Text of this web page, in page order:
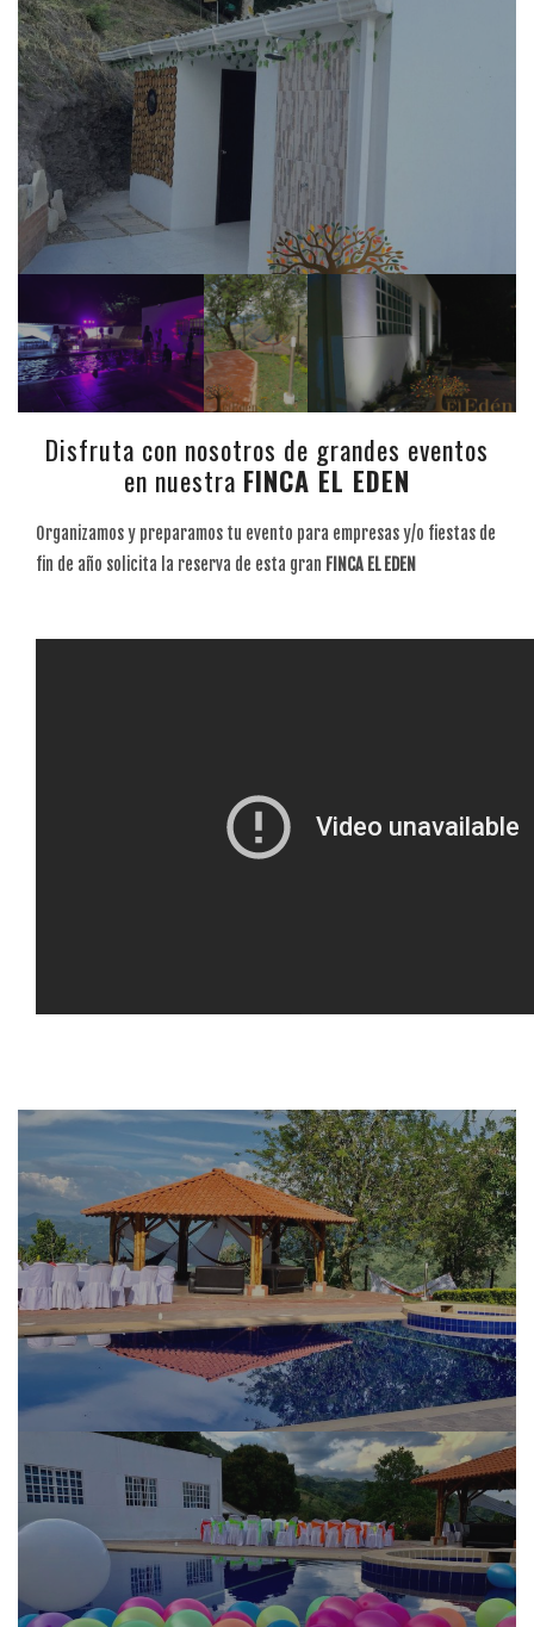
Disfruta con nosotros de grandes eventos
en nuestra FINCA EL EDEN
Organizamos y preparamos tu evento para empresas y/o fiestas de
fin de año solicita la reserva de esta gran FINCA EL EDEN